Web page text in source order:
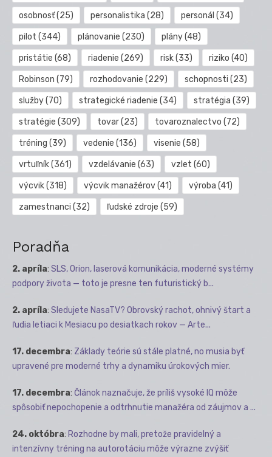
osobnosť(25) personalistika (28) personál (34)
pilot (344) plánovanie (230) plány(48)
pristátie (68) riadenie (269) risk(33) riziko (40)
Robinson (79) rozhodovanie (229) schopnosti (23)
služby(70) strategické riadenie (34) stratégia (39)
stratégie (309) tovar(23) tovaroznalectvo (72)
tréning (39) vedenie (136) visenie (58)
vrtuľník(361) vzdelávanie (63) vzlet (60)
výcvik(318) výcvik manažérov(41) výroba (41)
zamestnanci (32) ľudské zdroje (59)
Poradňa
2. apríla: SLS, Orion, laserová komunikácia, moderné systémy
podpory života — toto je presne ten futuristický b...
2. apríla: Sledujete NasaTV? Obrovský rachot, ohnivý štart a
ľudia letiaci k Mesiacu po desiatkach rokov — Arte...
17. decembra: Základy teórie sú stále platné, no musia byť
upravené pre moderné trhy a dynamiku úrokových mier.
17. decembra: Článok naznačuje, že príliš vysoké IQ môže
spôsobiť nepochopenie a odtrhnutie manažéra od záujmov a ...
24. októbra: Rozhodne by mali, pretože pravidelný a
intenzívny tréning na autorotáciu môže výrazne zvýšiť